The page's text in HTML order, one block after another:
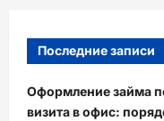
Последние записи
Оформление займа
визита в офис: